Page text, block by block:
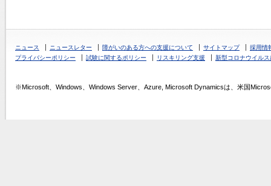
ニュース ニュースレター 障がいのある方への支援について サイトマップ
採用情
プライバシーポリシー
試験に関するポリシー リスキリング支援 新型コロナウイル
※Microsoft、Windows、Windows Server、Azure, Microsoft Dynamicsは、米国